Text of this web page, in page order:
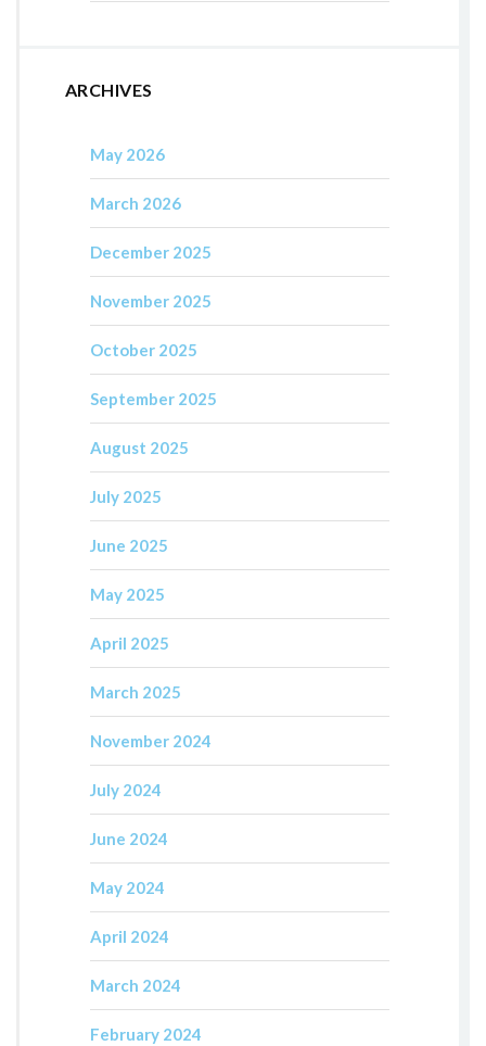
ARCHIVES
May 2026
March 2026
December 2025
November 2025
October 2025
September 2025
August 2025
July 2025
June 2025
May 2025
April 2025
March 2025
November 2024
July 2024
June 2024
May 2024
April 2024
March 2024
February 2024